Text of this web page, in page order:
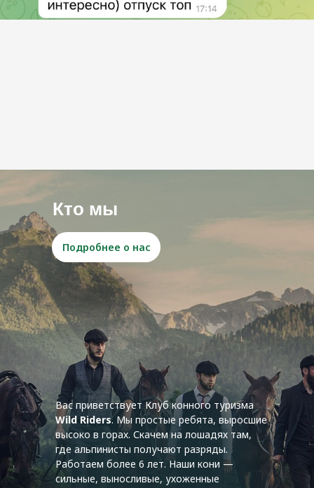
Кто мы
Вас приветствует Клуб конного туризма
Wild Riders. Мы простые ребята, выросшие
высоко в горах. ‌Скачем на лошадях там,
где альпинисты получают разряды.
Работаем более 6 лет. Наши кони —
сильные, выносливые, ухоженные
Подробнее о нас